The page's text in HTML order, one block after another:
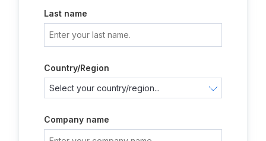
Last name
Country/Region
Company name